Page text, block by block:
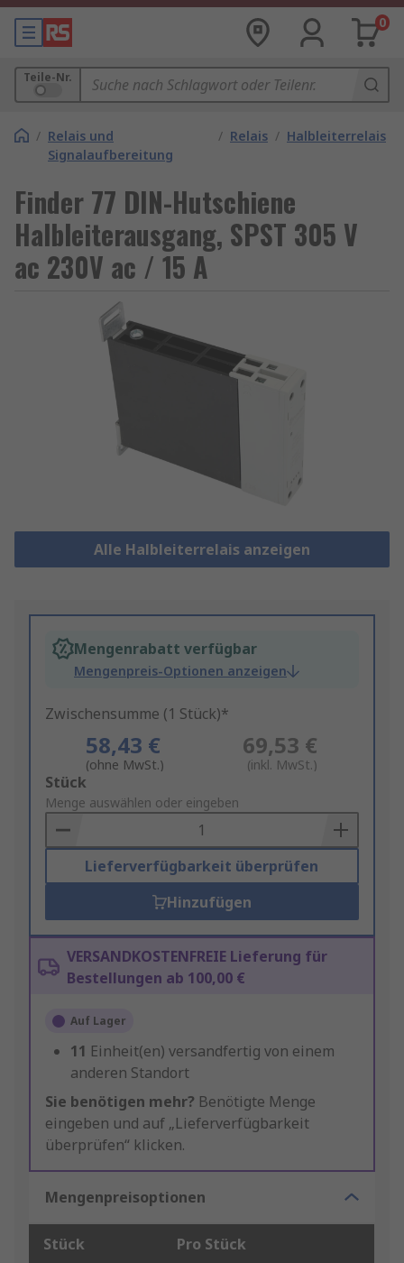
0
Teile-Nr.
/ Relais und
Signalaufbereitung
/ Relais / Halbleiterrelais
Finder 77 DIN-Hutschiene
Halbleiterausgang, SPST 305 V
ac 230V ac / 15 A
Alle Halbleiterrelais anzeigen
Mengenrabatt verfügbar
Mengenpreis-Optionen anzeigen
Zwischensumme (1 Stück)*
58,43 €
(ohne MwSt.)
69,53 €
(inkl. MwSt.)
Add
to
Basket
Stück
Menge auswählen oder eingeben
Lieferverfügbarkeit überprüfen
Hinzufügen
VERSANDKOSTENFREIE Lieferung für
Bestellungen ab 100,00 €
Auf Lager
11 Einheit(en) versandfertig von einem
anderen Standort
Sie benötigen mehr? Benötigte Menge
eingeben und auf „Lieferverfügbarkeit
überprüfen“ klicken.
Mengenpreisoptionen
Stück Pro Stück